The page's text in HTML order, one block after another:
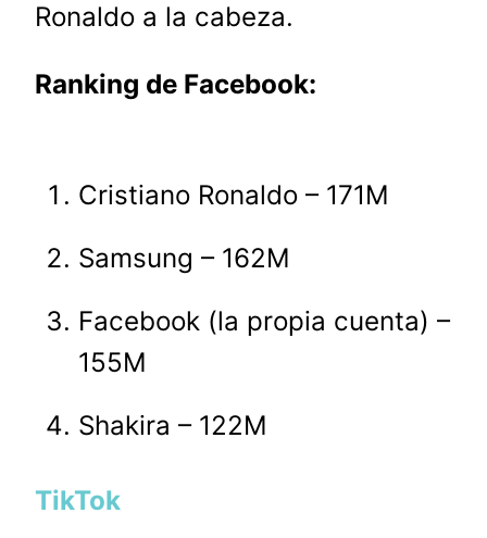
Ronaldo a la cabeza.
Ranking de Facebook:
Cristiano Ronaldo – 171M
Samsung – 162M
Facebook (la propia cuenta) –
155M
Shakira – 122M
TikTok